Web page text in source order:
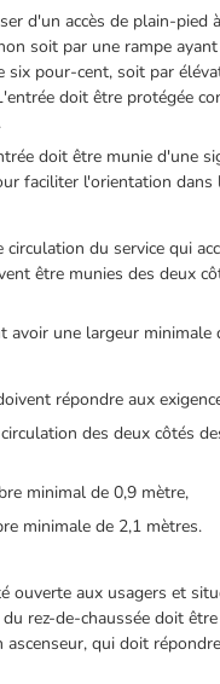
d'un accès de plain-pied
soit par une rampe
six pour-cent, soit par
doit être protégée
doit être munie d'une
faciliter l'orientation dans
circulation du service qui
être munies des deux
avoir une largeur minimale
répondre aux
des deux côtés
minimal de 0,9 mètre,
minimale de 2,1 mètres.
ouverte aux usagers et
rez-de-chaussée doit
ascenseur, qui doit